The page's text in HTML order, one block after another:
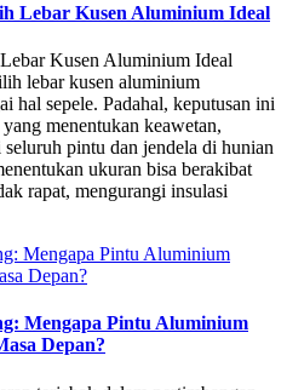
Lebar Kusen Aluminium Ideal
Kusen Aluminium Ideal
lebar kusen aluminium
hal sepele. Padahal, keputusan ini
menentukan keawetan,
seluruh pintu dan jendela di hunian
ukuran bisa berakibat
rapat, mengurangi insulasi
Mengapa Pintu Aluminium
Depan?